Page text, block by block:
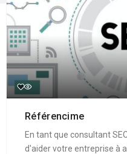
Référencime
En tant que consultant
d'aider votre entreprise à